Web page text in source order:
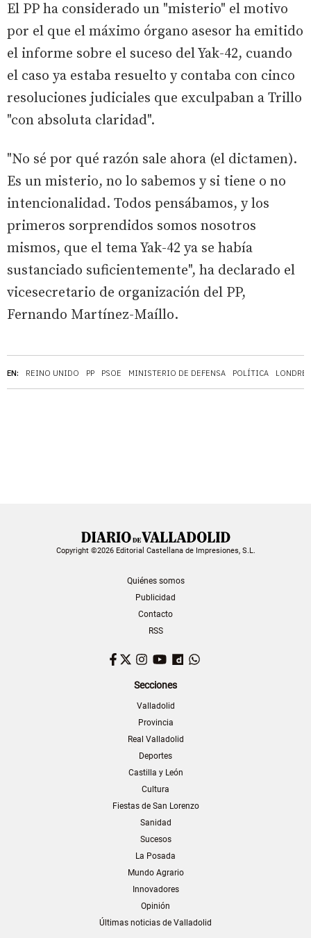
EN: REINO UNIDO PP PSOE MINISTERIO DE DEFENSA POLÍTICA LONDRES
El PP ha considerado un "misterio" el motivo
por el que el máximo órgano asesor ha emitido
el informe sobre el suceso del Yak-42, cuando
el caso ya estaba resuelto y contaba con cinco
resoluciones judiciales que exculpaban a Trillo
"con absoluta claridad".
"No sé por qué razón sale ahora (el dictamen).
Es un misterio, no lo sabemos y si tiene o no
intencionalidad. Todos pensábamos, y los
primeros sorprendidos somos nosotros
mismos, que el tema Yak-42 ya se había
sustanciado suficientemente", ha declarado el
vicesecretario de organización del PP,
Fernando Martínez-Maíllo.
Copyright ©2026 Editorial Castellana de Impresiones, S.L.
Quiénes somos
Publicidad
Contacto
RSS
Facebook
TwitterInstagram
YouTubeDailymotion
Secciones
Valladolid
Provincia
Real Valladolid
Deportes
Castilla y León
Cultura
Fiestas de San Lorenzo
Sanidad
Sucesos
La Posada
Mundo Agrario
Innovadores
Opinión
Últimas noticias de Valladolid